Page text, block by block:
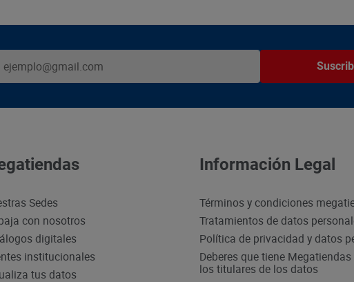
Sedes
con nosotros
digitales
institucionales
tus datos
Información Legal
Términos y condiciones
Tratamientos de datos
Política de privacidad y datos
Deberes que tiene
los titulares de los datos